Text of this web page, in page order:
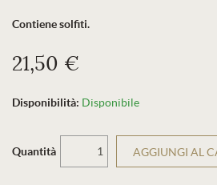
Contiene solfiti.
21,50 €
Disponibilità: Disponibile
Quantità AGGIUNGI AL